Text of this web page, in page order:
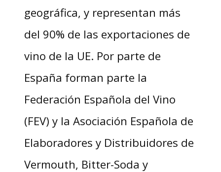
geográfica, y representan más
del 90% de las exportaciones de
vino de la UE. Por parte de
España forman parte la
Federación Española del Vino
(FEV) y la Asociación Española de
Elaboradores y Distribuidores de
Vermouth, Bitter-Soda y